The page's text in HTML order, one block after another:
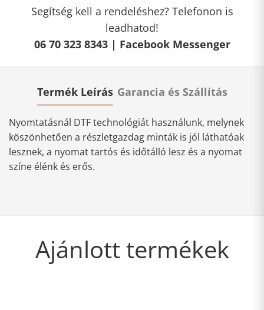
Segítség kell a rendeléshez? Telefonon is
leadhatod!
06 70 323 8343 | Facebook Messenger
Termék Leírás Garancia és Szállítás
Nyomtatásnál DTF technológiát használunk, melynek
köszönhetően a részletgazdag minták is jól láthatóak
lesznek, a nyomat tartós és időtálló lesz és a nyomat
színe élénk és erős.
Ajánlott termékek